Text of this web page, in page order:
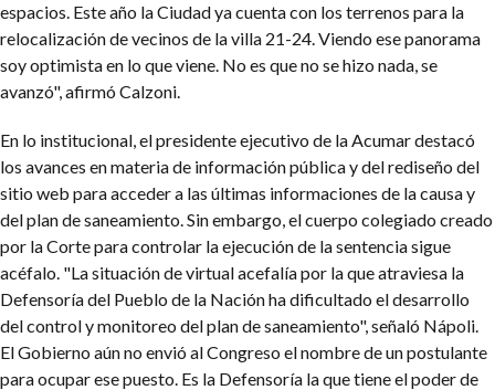
espacios. Este año la Ciudad ya cuenta con los terrenos para la
relocalización de vecinos de la villa 21-24. Viendo ese panorama
soy optimista en lo que viene. No es que no se hizo nada, se
avanzó", afirmó Calzoni.
En lo institucional, el presidente ejecutivo de la Acumar destacó
los avances en materia de información pública y del rediseño del
sitio web para acceder a las últimas informaciones de la causa y
del plan de saneamiento. Sin embargo, el cuerpo colegiado creado
por la Corte para controlar la ejecución de la sentencia sigue
acéfalo. "La situación de virtual acefalía por la que atraviesa la
Defensoría del Pueblo de la Nación ha dificultado el desarrollo
del control y monitoreo del plan de saneamiento", señaló Nápoli.
El Gobierno aún no envió al Congreso el nombre de un postulante
para ocupar ese puesto. Es la Defensoría la que tiene el poder de